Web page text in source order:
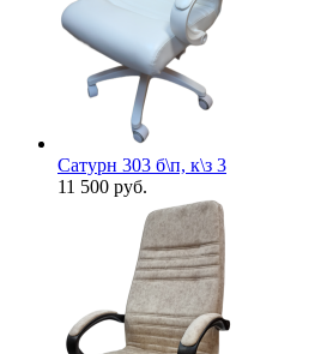
Сатурн 303 б\п, к\з 3
11 500 руб.